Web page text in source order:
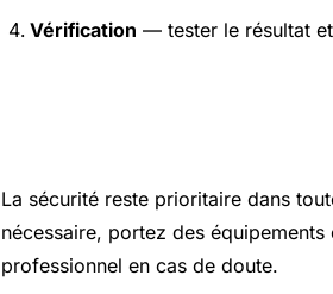
Vérification — tester le résultat
La sécurité reste prioritaire dans
nécessaire, portez des
professionnel en cas de doute.